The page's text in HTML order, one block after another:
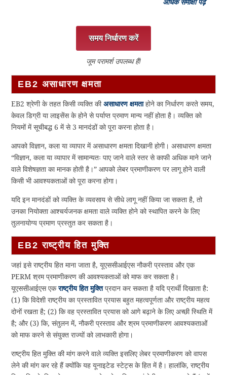
अधिक समीक्षा पढ़ें
समय निर्धारण करें
जूम परामर्श उपलब्ध हैं!
EB2 असाधारण क्षमता
EB2 श्रेणी के तहत किसी व्यक्ति कीअसाधारण क्षमताहोने का निर्धारण करते समय,
केवल डिग्री या लाइसेंस के होने से पर्याप्त प्रमाण मान्य नहीं होता है। व्यक्ति को
नियमों में सूचीबद्ध 6 में से 3 मानदंडों को पूरा करना होता है।
आपको विज्ञान, कला या व्यापार में असाधारण क्षमता दिखानी होगी। असाधारण क्षमता
“विज्ञान, कला या व्यापार में सामान्यतः पाए जाने वाले स्तर से काफी अधिक माने जाने
वाले विशेषज्ञता का मानक होती है।” आपको लेबर प्रमाणीकरण पर लागू होने वाली
किसी भी आवश्यकताओं को पूरा करना होगा।
यदि इन मानदंडों को व्यक्ति के व्यवसाय से सीधे लागू नहीं किया जा सकता है, तो
उनका नियोक्ता आश्चर्यजनक क्षमता वाले व्यक्ति होने को स्थापित करने के लिए
तुलनायोग्य प्रमाण प्रस्तुत कर सकता है।
EB2 राष्ट्रीय हित मुक्ति
जहां इसे राष्ट्रीय हित माना जाता है, यूएससीआईएस नौकरी प्रस्ताव और एक
PERM श्रम प्रमाणीकरण की आवश्यकताओं को माफ कर सकता है।
यूएससीआईएस एकराष्ट्रीय हित मुक्तिप्रदान कर सकता है यदि प्रार्थी दिखाता है:
(1) कि विदेशी राष्ट्रीय का प्रस्तावित प्रयास बहुत महत्वपूर्णता और राष्ट्रीय महत्व
दोनों रखता है; (2) कि वह प्रस्तावित प्रयास को आगे बढ़ाने के लिए अच्छी स्थिति में
है; और (3) कि, संतुलन में, नौकरी प्रस्ताव और श्रम प्रमाणीकरण आवश्यकताओं
को माफ करने से संयुक्त राज्यों को लाभकारी होगा।
राष्ट्रीय हित मुक्ति की मांग करने वाले व्यक्ति इसलिए लेबर प्रमाणीकरण को वापस
लेने की मांग कर रहे हैं क्योंकि यह यूनाइटेड स्टेट्स के हित में है। हालांकि, राष्ट्रीय